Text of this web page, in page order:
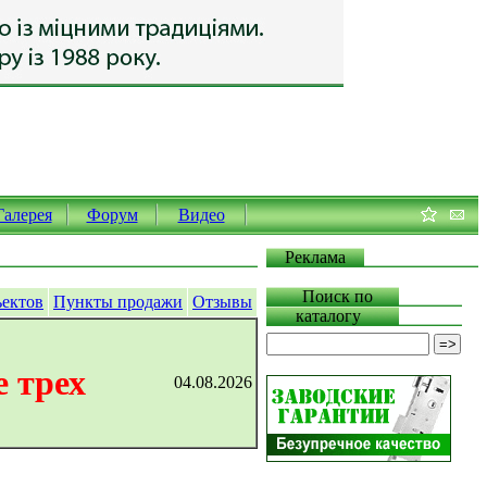
Форум Видео
Реклама
Пункты продажи Отзывы
трех 04.08.2026
Поиск по
каталогу